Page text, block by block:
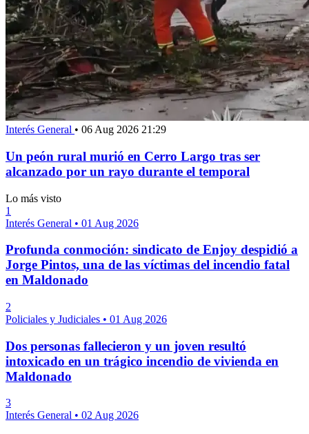
Interés General • 06 Aug 2026 21:29
Un peón rural murió en Cerro Largo tras ser
alcanzado por un rayo durante el temporal
Lo más visto
1
Interés General • 01 Aug 2026
Profunda conmoción: sindicato de Enjoy despidió a
Jorge Pintos, una de las víctimas del incendio fatal
en Maldonado
2
Policiales y Judiciales • 01 Aug 2026
Dos personas fallecieron y un joven resultó
intoxicado en un trágico incendio de vivienda en
Maldonado
3
Interés General • 02 Aug 2026